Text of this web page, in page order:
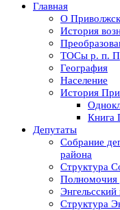
Главная
О
История
ТОСы р. п.
География
Население
История
Книга
Депутаты
Собрание
района
Структура
Полномочия
Структура